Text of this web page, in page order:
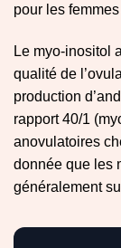
pour les
Le myo-inositol
qualité de
production
rapport 40/1
anovulatoires
donnée que les
généralement